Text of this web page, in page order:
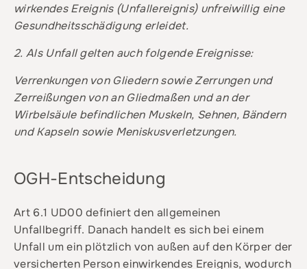
wirkendes Ereignis (Unfallereignis) unfreiwillig eine
Gesundheitsschädigung erleidet.
2. Als Unfall gelten auch folgende Ereignisse:
Verrenkungen von Gliedern sowie Zerrungen und
Zerreißungen von an Gliedmaßen und an der
Wirbelsäule befindlichen Muskeln, Sehnen, Bändern
und Kapseln sowie Meniskusverletzungen.
OGH-Entscheidung
Art 6.1 UD00 definiert den allgemeinen
Unfallbegriff. Danach handelt es sich bei einem
Unfall um ein plötzlich von außen auf den Körper der
versicherten Person einwirkendes Ereignis, wodurch